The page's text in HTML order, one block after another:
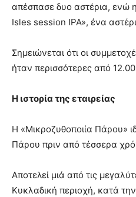
απέσπασε δυο αστέρια, ενώ
Isles session IPA», ένα
Σημειώνεται ότι οι
ήταν περισσότερες από
Η ιστορία της εταιρείας
Η «Μικροζυθοποιία Πάρου»
Πάρου πριν από τέσσερα
Αποτελεί μιά από τις
Κυκλαδική περιοχή, κατά